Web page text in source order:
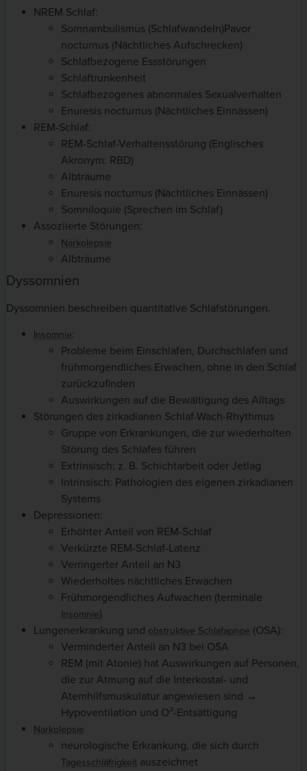
NREM Schlaf:
Somnambulismus (Schlafwandeln)Pavor
nocturnus (Nächtliches Aufschrecken)
Schlafbezogene Essstörungen
Schlaftrunkenheit
Schlafbezogenes abnormales Sexualverhalten
Enuresis nocturnus (Nächtliches Einnässen)
REM-Schlaf:
REM-Schlaf-Verhaltensstörung (Englisches
Akronym: RBD)
Albträume
Enuresis nocturnus (Nächtliches Einnässen)
Somniloquie (Sprechen im Schlaf)
Assoziierte Störungen:
Narkolepsie
Albträume
Dyssomnien
Dyssomnien beschreiben quantitative Schlafstörungen.
Insomnie:
Probleme beim Einschlafen, Durchschlafen und
frühmorgendliches Erwachen, ohne in den Schlaf
zurückzufinden
Auswirkungen auf die Bewältigung des Alltags
Störungen des zirkadianen Schlaf-Wach-Rhythmus
Gruppe von Erkrankungen, die zur wiederholten
Störung des Schlafes führen
Extrinsisch: z. B. Schichtarbeit oder Jetlag
Intrinsisch: Pathologien des eigenen zirkadianen
Systems
Depressionen:
Erhöhter Anteil von REM-Schlaf
Verkürzte REM-Schlaf-Latenz
Verringerter Anteil an N3
Wiederholtes nächtliches Erwachen
Frühmorgendliches Aufwachen (terminale
Insomnie)
Lungenerkrankung und obstruktive Schlafapnoe (OSA):
Verminderter Anteil an N3 bei OSA
REM (mit Atonie) hat Auswirkungen auf Personen,
die zur Atmung auf die Interkostal- und
Atemhilfsmuskulatur angewiesen sind →
Hypoventilation und O²-Entsättigung
Narkolepsie
neurologische Erkrankung, die sich durch
Tagesschläfrigkeit auszeichnet